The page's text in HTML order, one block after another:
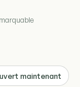
maintenant